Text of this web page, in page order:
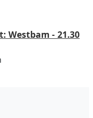
Westbam - 21.30